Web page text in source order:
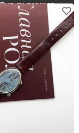
Wang
товаров